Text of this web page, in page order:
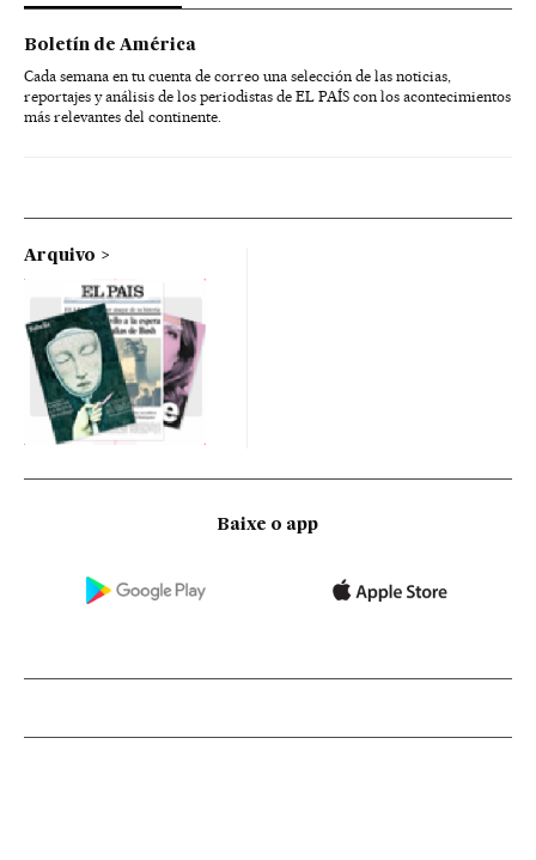
Boletín de América
Cada semana en tu cuenta de correo una selección de las noticias,
reportajes y análisis de los periodistas de EL PAÍS con los acontecimientos
más relevantes del continente.
Arquivo
Baixe o app